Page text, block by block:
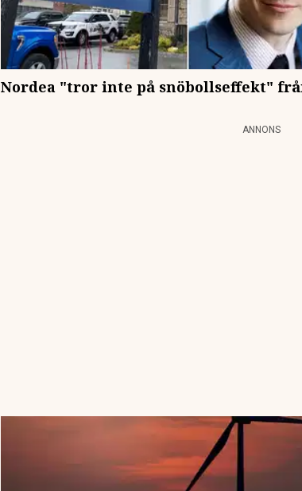
Nordea "tror inte på snöbollseffekt"
ANNONS